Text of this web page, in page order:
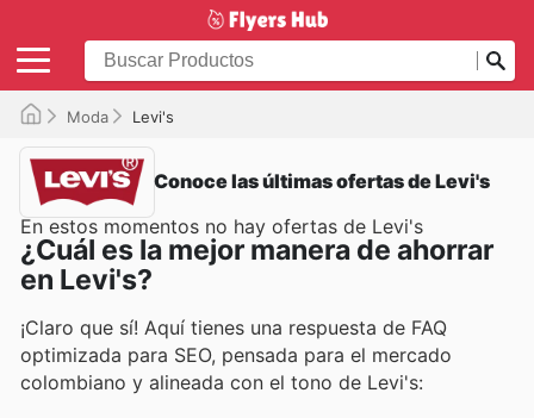
Moda Levi's
Conoce las últimas ofertas de Levi's
En estos momentos no hay ofertas de Levi's
¿Cuál es la mejor manera de ahorrar
en Levi's?
¡Claro que sí! Aquí tienes una respuesta de FAQ
optimizada para SEO, pensada para el mercado
colombiano y alineada con el tono de Levi's: